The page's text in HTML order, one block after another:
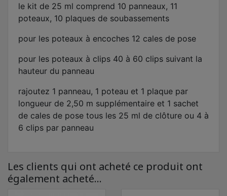
le kit de 25 ml comprend 10 panneaux, 11
poteaux, 10 plaques de soubassements
pour les poteaux à encoches 12 cales de pose
pour les poteaux à clips 40 à 60 clips suivant la
hauteur du panneau
rajoutez 1 panneau, 1 poteau et 1 plaque par
longueur de 2,50 m supplémentaire et 1 sachet
de cales de pose tous les 25 ml de clôture ou 4 à
6 clips par panneau
Les clients qui ont acheté ce produit ont
également acheté...